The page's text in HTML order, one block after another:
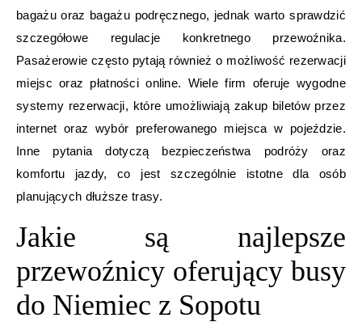
bagażu oraz bagażu podręcznego, jednak warto sprawdzić
szczegółowe regulacje konkretnego przewoźnika.
Pasażerowie często pytają również o możliwość rezerwacji
miejsc oraz płatności online. Wiele firm oferuje wygodne
systemy rezerwacji, które umożliwiają zakup biletów przez
internet oraz wybór preferowanego miejsca w pojeździe.
Inne pytania dotyczą bezpieczeństwa podróży oraz
komfortu jazdy, co jest szczególnie istotne dla osób
planujących dłuższe trasy.
Jakie są najlepsze
przewoźnicy oferujący busy
do Niemiec z Sopotu